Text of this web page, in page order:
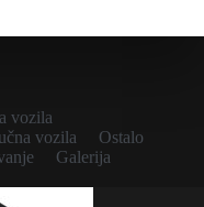
vozila
vozila
Ostalo
Galerija